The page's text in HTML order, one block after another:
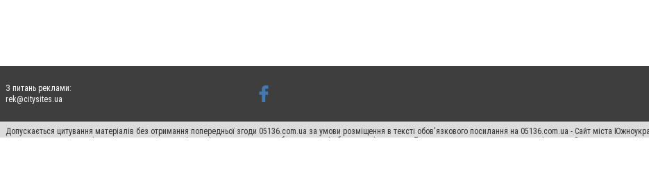
З питань реклами:
rek@citysites.ua
Допускається цитування матеріалів без отримання попередньої згоди 05136.com.ua за умови розміщення в тексті обов'язкового посилання на 05136.com.ua - Сайт міста
для пошукових систем гіперпосилання на цитовані статті не нижче другого абзацу в тексті або в якості джерела. Порушення виняткових прав переслідується Законом.